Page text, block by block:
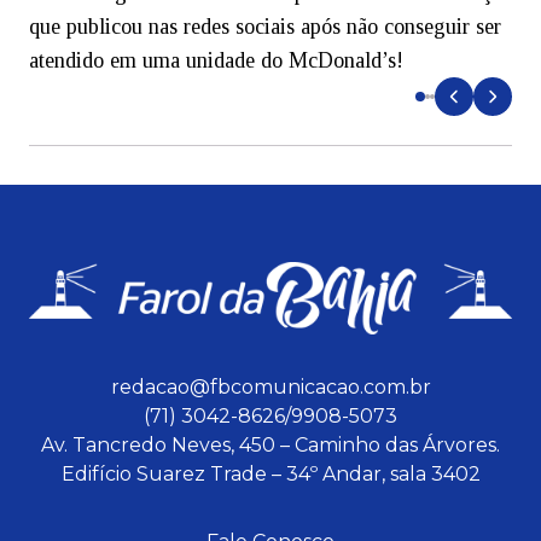
que publicou nas redes sociais após não conseguir ser
atendido em uma unidade do McDonald’s!
redacao@fbcomunicacao.com.br
(71) 3042-8626/9908-5073
Av. Tancredo Neves, 450 – Caminho das Árvores.
Edifício Suarez Trade – 34º Andar, sala 3402